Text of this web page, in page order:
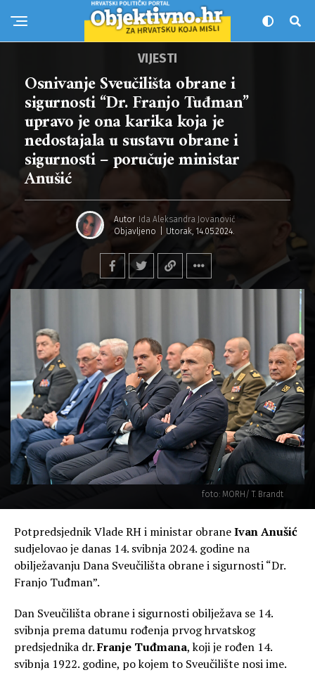
foto: MORH/ T. Brandt
VIJESTI
Osnivanje Sveučilišta obrane i
sigurnosti “Dr. Franjo Tuđman”
upravo je ona karika koja je
nedostajala u sustavu obrane i
sigurnosti – poručuje ministar
Anušić
Autor Ida Aleksandra Jovanović
Objavljeno
Utorak, 14.05.2024.
Potpredsjednik Vlade RH i ministar obraneIvan Anušić
sudjelovao je danas 14. svibnja 2024. godine na
obilježavanju Dana Sveučilišta obrane i sigurnosti “Dr.
Franjo Tuđman”.
Dan Sveučilišta obrane i sigurnosti obilježava se 14.
svibnja prema datumu rođenja prvog hrvatskog
predsjednika dr.Franje Tuđmana, koji je rođen 14.
svibnja 1922. godine, po kojem to Sveučilište nosi ime.